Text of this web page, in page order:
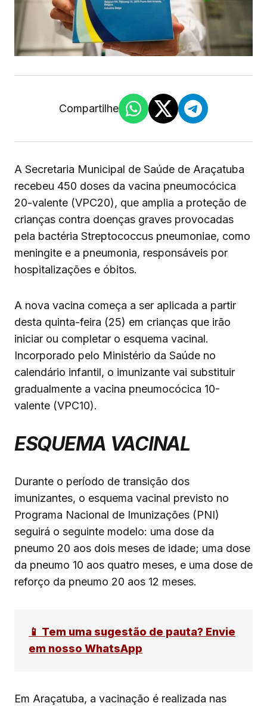
Compartilhe
A Secretaria Municipal de Saúde de Araçatuba
recebeu 450 doses da vacina pneumocócica
20-valente (VPC20), que amplia a proteção de
crianças contra doenças graves provocadas
pela bactéria Streptococcus pneumoniae, como
meningite e a pneumonia, responsáveis por
hospitalizações e óbitos.
A nova vacina começa a ser aplicada a partir
desta quinta-feira (25) em crianças que irão
iniciar ou completar o esquema vacinal.
Incorporado pelo Ministério da Saúde no
calendário infantil, o imunizante vai substituir
gradualmente a vacina pneumocócica 10-
valente (VPC10).
ESQUEMA VACINAL
Durante o período de transição dos
imunizantes, o esquema vacinal previsto no
Programa Nacional de Imunizações (PNI)
seguirá o seguinte modelo: uma dose da
pneumo 20 aos dois meses de idade; uma dose
da pneumo 10 aos quatro meses, e uma dose de
reforço da pneumo 20 aos 12 meses.
📱 Tem uma sugestão de pauta? Envie
em nosso WhatsApp
Em Araçatuba, a vacinação é realizada nas